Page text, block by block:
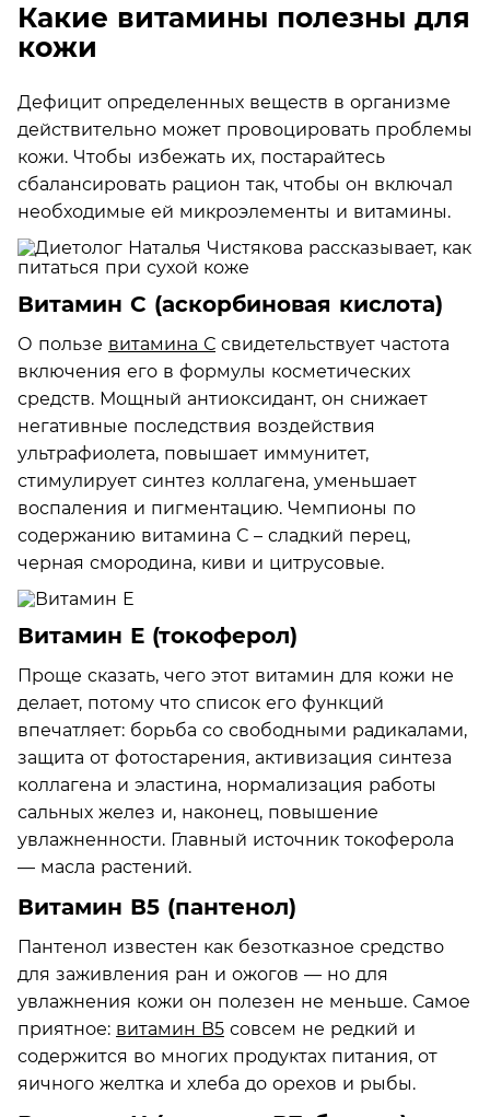
Какие витамины полезны для
кожи
Дефицит определенных веществ в организме
действительно может провоцировать проблемы
кожи. Чтобы избежать их, постарайтесь
сбалансировать рацион так, чтобы он включал
необходимые ей микроэлементы и витамины.
Витамин С (аскорбиновая кислота)
О пользе витамина С свидетельствует частота
включения его в формулы косметических
средств. Мощный антиоксидант, он снижает
негативные последствия воздействия
ультрафиолета, повышает иммунитет,
стимулирует синтез коллагена, уменьшает
воспаления и пигментацию. Чемпионы по
содержанию витамина С – сладкий перец,
черная смородина, киви и цитрусовые.
Витамин Е (токоферол)
Проще сказать, чего этот витамин для кожи не
делает, потому что список его функций
впечатляет: борьба со свободными радикалами,
защита от фотостарения, активизация синтеза
коллагена и эластина, нормализация работы
сальных желез и, наконец, повышение
увлажненности. Главный источник токоферола
— масла растений.
Витамин В5 (пантенол)
Пантенол известен как безотказное средство
для заживления ран и ожогов — но для
увлажнения кожи он полезен не меньше. Самое
приятное: витамин B5 совсем не редкий и
содержится во многих продуктах питания, от
яичного желтка и хлеба до орехов и рыбы.